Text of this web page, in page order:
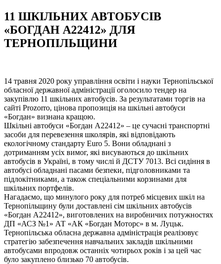
11 ШКІЛЬНИХ АВТОБУСІВ
«БОГДАН А22412» ДЛЯ
ТЕРНОПІЛЬЩИНИ
14 травня 2020 року управління освіти і науки Тернопільської
обласної державної адміністрації оголосило тендер на
закупівлю 11 шкільних автобусів. За результатами торгів на
сайті Prozorro, цінова пропозиція на шкільні автобуси
«Богдан» визнана кращою.
Шкільні автобуси «Богдан А22412» – це сучасні транспортні
засоби для перевезення школярів, які відповідають
екологічному стандарту Euro 5. Вони обладнані з
дотриманням усіх вимог, які висуваються до шкільних
автобусів в Україні, в тому числі й ДСТУ 7013. Всі сидіння в
автобусі обладнані пасами безпеки, підголовниками та
підлокітниками, а також спеціальними корзинами для
шкільних портфелів.
Нагадаємо, що минулого року для потреб місцевих шкіл на
Тернопільщину були доставлені сім шкільних автобусів
«Богдан А22412», виготовлених на виробничих потужностях
ДП «АСЗ №1» АТ «АК «Богдан Моторс» в м. Луцьк.
Тернопільська обласна державна адміністрація реалізовує
стратегію забезпечення навчальних закладів шкільними
автобусами впродовж останніх чотирьох років і за цей час
було закуплено близько 70 автобусів.